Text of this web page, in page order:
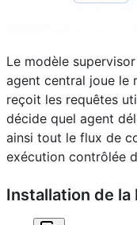
Le modèle
agent central joue le
reçoit les requêtes
décide quel agent
ainsi tout le flux de
exécution contrôlée
Installation de